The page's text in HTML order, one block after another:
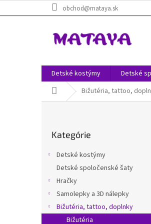
na
obchod@mataya.sk
Detské kostýmy Detské
DomovBižutéria, tattoo,
kategórie
Kategórie
Detské kostýmy
Detské spoločenské šaty
Hračky
Samolepky a 3D nálepky
Bižutéria, tattoo, doplnky
Bižutéria